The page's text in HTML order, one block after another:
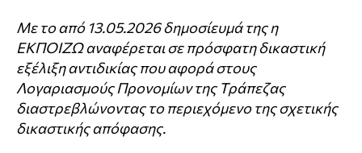
Με το από 13.05.2026 δημοσίευμά της η
ΕΚΠΟΙΖΩ αναφέρεται σε πρόσφατη δικαστική
εξέλιξη αντιδικίας που αφορά στους
Λογαριασμούς Προνομίων της Τράπεζας
διαστρεβλώνοντας το περιεχόμενο της σχετικής
δικαστικής απόφασης.